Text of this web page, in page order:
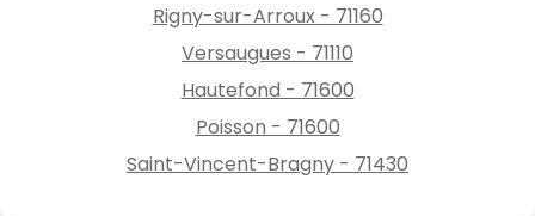
Rigny-sur-Arroux - 71160
Versaugues - 71110
Hautefond - 71600
Poisson - 71600
Saint-Vincent-Bragny - 71430